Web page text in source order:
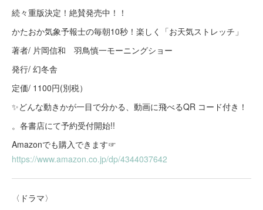
続々重版決定！絶賛発売中！！
かたおか気象予報士の毎朝10秒！楽しく「お天気ストレッチ」
著者/ 片岡信和 羽鳥慎一モーニングショー
発行/ 幻冬舎
定価/ 1100円(別税）
✨どんな動きかが一目で分かる、動画に飛べるQR コード付き！
。各書店にて予約受付開始!!
Amazonでも購入できます☞
https://www.amazon.co.jp/dp/4344037642
〈ドラマ〉